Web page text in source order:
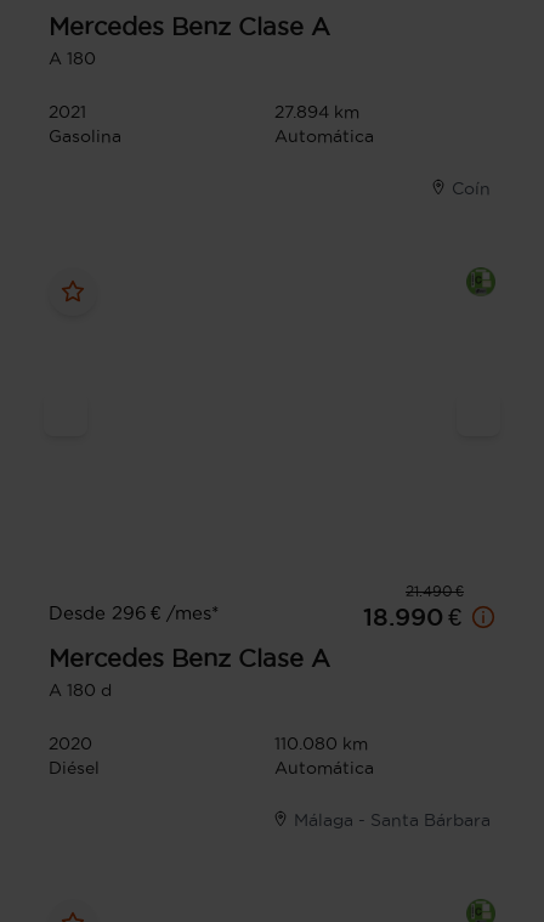
Mercedes Benz Clase A
A 180
2021
27.894 km
Gasolina
Automática
Coín
21.490 €
Desde 296 € /mes*
18.990 €
Mercedes Benz Clase A
A 180 d
2020
110.080 km
Diésel
Automática
Málaga - Santa Bárbara